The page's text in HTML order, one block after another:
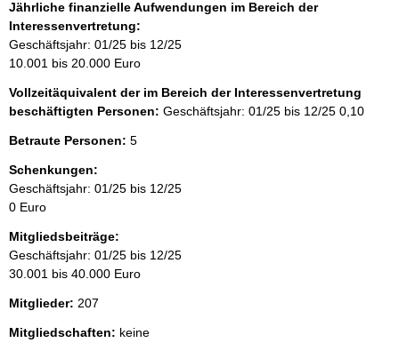
Jährliche finanzielle Aufwendungen im Bereich der
Interessenvertretung:
Geschäftsjahr: 01/25 bis 12/25
10.001 bis 20.000 Euro
Vollzeitäquivalent der im Bereich der Interessenvertretung
beschäftigten Personen: Geschäftsjahr: 01/25 bis 12/25 0,10
Betraute Personen: 5
Schenkungen:
Geschäftsjahr: 01/25 bis 12/25
0 Euro
Mitgliedsbeiträge:
Geschäftsjahr: 01/25 bis 12/25
30.001 bis 40.000 Euro
Mitglieder: 207
Mitgliedschaften: keine